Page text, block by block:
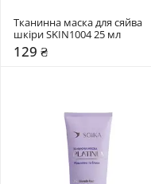
Тканинна маска для сяйва
шкіри SKIN1004 25 мл
129 ₴